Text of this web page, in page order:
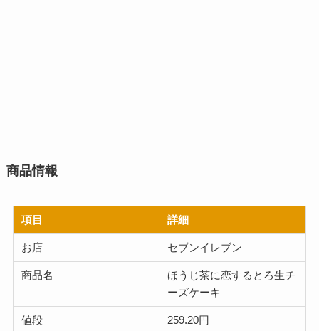
商品情報
項目 詳細
お店 セブンイレブン
商品名
ほうじ茶に恋するとろ生チ
ーズケーキ
値段 259.20円